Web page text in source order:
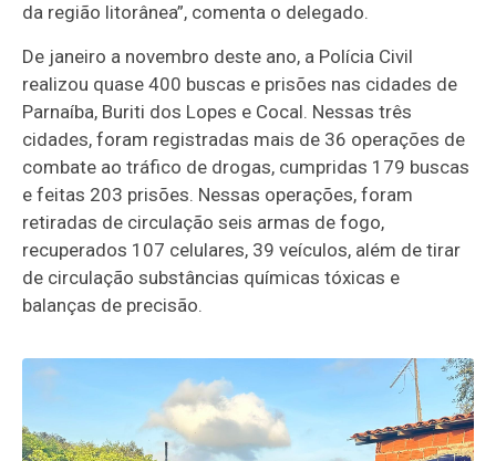
da região litorânea”, comenta o delegado.
De janeiro a novembro deste ano, a Polícia Civil
realizou quase 400 buscas e prisões nas cidades de
Parnaíba, Buriti dos Lopes e Cocal. Nessas três
cidades, foram registradas mais de 36 operações de
combate ao tráfico de drogas, cumpridas 179 buscas
e feitas 203 prisões. Nessas operações, foram
retiradas de circulação seis armas de fogo,
recuperados 107 celulares, 39 veículos, além de tirar
de circulação substâncias químicas tóxicas e
balanças de precisão.